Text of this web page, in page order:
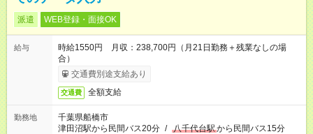
派遣 WEB登録・面接OK
給与
時給1550円 月収：238,700円（月21日勤務＋残業なしの場
合）
交通費別途支給あり
交通費 全額支給
勤務地
千葉県船橋市
津田沼駅から民間バス20分 / 八千代台駅から民間バス15分